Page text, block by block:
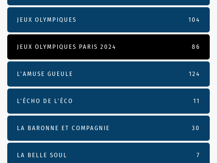
JEUX OLYMPIQUES 104
JEUX OLYMPIQUES PARIS 2024 86
L'AMUSE GUEULE 124
L’ÉCHO DE L’ÉCO 11
LA BARONNE ET COMPAGNIE 30
LA BELLE SOUL 7